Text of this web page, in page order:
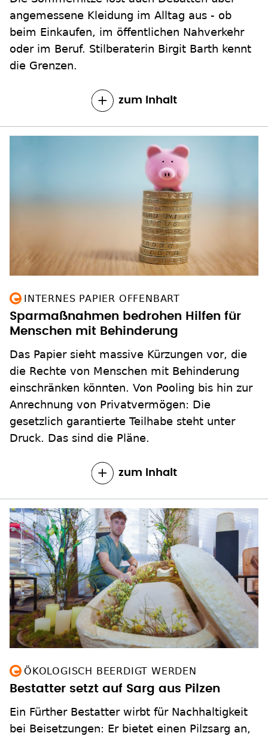
angemessene Kleidung im Alltag aus - ob
beim Einkaufen, im öffentlichen Nahverkehr
oder im Beruf. Stilberaterin Birgit Barth kennt
die Grenzen.
zum Inhalt
INTERNES PAPIER OFFENBART
Sparmaßnahmen bedrohen Hilfen für
Menschen mit Behinderung
Das Papier sieht massive Kürzungen vor, die
die Rechte von Menschen mit Behinderung
einschränken könnten. Von Pooling bis hin zur
Anrechnung von Privatvermögen: Die
gesetzlich garantierte Teilhabe steht unter
Druck. Das sind die Pläne.
zum Inhalt
ÖKOLOGISCH BEERDIGT WERDEN
Bestatter setzt auf Sarg aus Pilzen
Ein Fürther Bestatter wirbt für Nachhaltigkeit
bei Beisetzungen: Er bietet einen Pilzsarg an,